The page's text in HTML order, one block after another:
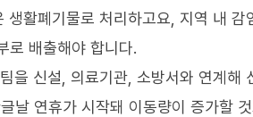
생활폐기물로 처리하고요, 지역 내
로 배출해야 합니다.
을 신설, 의료기관, 소방서와 연계해
날 연휴가 시작돼 이동량이 증가할